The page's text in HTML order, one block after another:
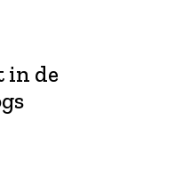
in de